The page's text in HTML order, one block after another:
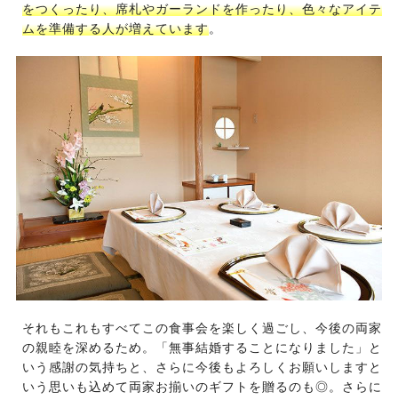
をつくったり、席札やガーランドを作ったり、色々なアイテ
ムを準備する人が増えています。
それもこれもすべてこの食事会を楽しく過ごし、今後の両家
の親睦を深めるため。「無事結婚することになりました」と
いう感謝の気持ちと、さらに今後もよろしくお願いしますと
いう思いも込めて両家お揃いのギフトを贈るのも◎。さらに